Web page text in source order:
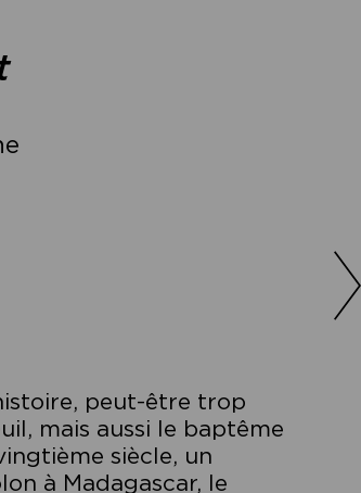
peut-être trop
mais aussi le baptême
siècle, un
à Madagascar, le